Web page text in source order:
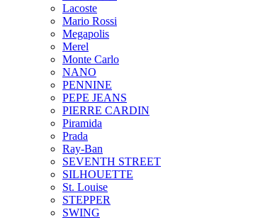
Lacoste
Mario Rossi
Megapolis
Merel
Monte Carlo
NANO
PENNINE
PEPE JEANS
PIERRE CARDIN
Piramida
Prada
Ray-Ban
SEVENTH STREET
SILHOUETTE
St. Louise
STEPPER
SWING